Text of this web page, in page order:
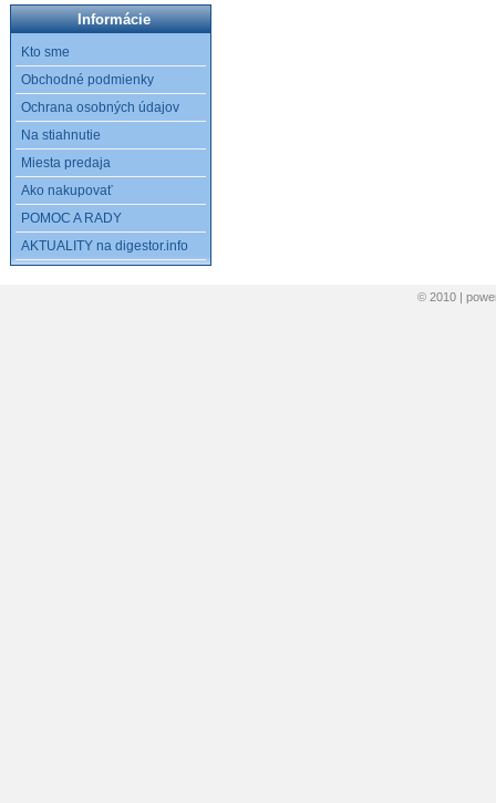
Informácie
Kto sme
Obchodné podmienky
Ochrana osobných údajov
Na stiahnutie
Miesta predaja
Ako nakupovať
POMOC A RADY
AKTUALITY na digestor.info
© 2010 |